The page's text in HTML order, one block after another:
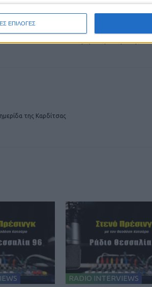
ΕΠΙΛΟΓΕΣ
της Καρδίτσας
RADIO INTERVIEWS